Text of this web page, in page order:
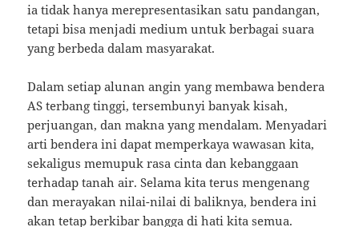
ia tidak hanya merepresentasikan satu pandangan,
tetapi bisa menjadi medium untuk berbagai suara
yang berbeda dalam masyarakat.
Dalam setiap alunan angin yang membawa bendera
AS terbang tinggi, tersembunyi banyak kisah,
perjuangan, dan makna yang mendalam. Menyadari
arti bendera ini dapat memperkaya wawasan kita,
sekaligus memupuk rasa cinta dan kebanggaan
terhadap tanah air. Selama kita terus mengenang
dan merayakan nilai-nilai di baliknya, bendera ini
akan tetap berkibar bangga di hati kita semua.